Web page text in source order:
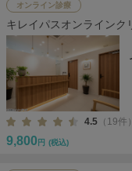
オンライン診療
キレイパスオンラインク
4.5 （19件）
9,800 円 (税込)